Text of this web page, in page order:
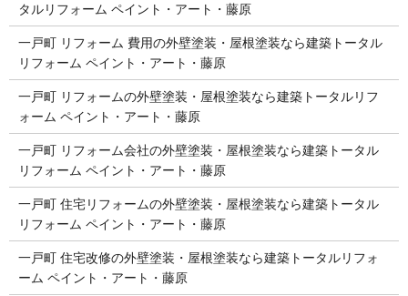
タルリフォーム ペイント・アート・藤原
一戸町 リフォーム 費用の外壁塗装・屋根塗装なら建築トータル
リフォーム ペイント・アート・藤原
一戸町 リフォームの外壁塗装・屋根塗装なら建築トータルリフ
ォーム ペイント・アート・藤原
一戸町 リフォーム会社の外壁塗装・屋根塗装なら建築トータル
リフォーム ペイント・アート・藤原
一戸町 住宅リフォームの外壁塗装・屋根塗装なら建築トータル
リフォーム ペイント・アート・藤原
一戸町 住宅改修の外壁塗装・屋根塗装なら建築トータルリフォ
ーム ペイント・アート・藤原